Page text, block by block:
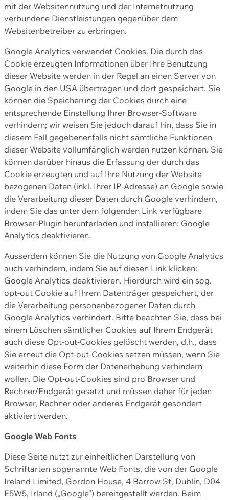
mit der Websitennutzung und der Internetnutzung
verbundene Dienstleistungen gegenüber dem
Websitenbetreiber zu erbringen.
Google Analytics verwendet Cookies. Die durch das
Cookie erzeugten Informationen über Ihre Benutzung
dieser Website werden in der Regel an einen Server von
Google in den USA übertragen und dort gespeichert. Sie
können die Speicherung der Cookies durch eine
entsprechende Einstellung Ihrer Browser-Software
verhindern; wir weisen Sie jedoch darauf hin, dass Sie in
diesem Fall gegebenenfalls nicht sämtliche Funktionen
dieser Website vollumfänglich werden nutzen können. Sie
können darüber hinaus die Erfassung der durch das
Cookie erzeugten und auf Ihre Nutzung der Website
bezogenen Daten (inkl. Ihrer IP-Adresse) an Google sowie
die Verarbeitung dieser Daten durch Google verhindern,
indem Sie das unter dem folgenden Link verfügbare
Browser-Plugin herunterladen und installieren: Google
Analytics deaktivieren.
Ausserdem können Sie die Nutzung von Google Analytics
auch verhindern, indem Sie auf diesen Link klicken:
Google Analytics deaktivieren. Hierdurch wird ein sog.
opt-out Cookie auf Ihrem Datenträger gespeichert, der
die Verarbeitung personenbezogener Daten durch
Google Analytics verhindert. Bitte beachten Sie, dass bei
einem Löschen sämtlicher Cookies auf Ihrem Endgerät
auch diese Opt-out-Cookies gelöscht werden, d.h., dass
Sie erneut die Opt-out-Cookies setzen müssen, wenn Sie
weiterhin diese Form der Datenerhebung verhindern
wollen. Die Opt-out-Cookies sind pro Browser und
Rechner/Endgerät gesetzt und müssen daher für jeden
Browser, Rechner oder anderes Endgerät gesondert
aktiviert werden.
Google Web Fonts
Diese Seite nutzt zur einheitlichen Darstellung von
Schriftarten sogenannte Web Fonts, die von der Google
Ireland Limited, Gordon House, 4 Barrow St, Dublin, D04
E5W5, Irland („Google“) bereitgestellt werden. Beim